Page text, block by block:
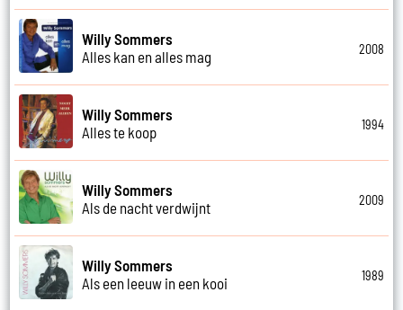
Willy Sommers
Alles kan en alles mag
2008
Willy Sommers
Alles te koop
1994
Willy Sommers
Als de nacht verdwijnt
2009
Willy Sommers
Als een leeuw in een kooi
1989